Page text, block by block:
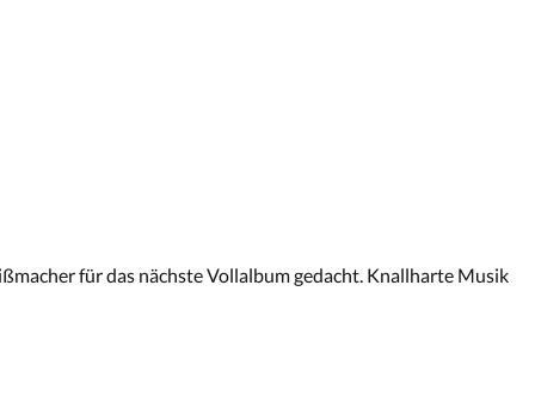
für das nächste Vollalbum gedacht. Knallharte Musik